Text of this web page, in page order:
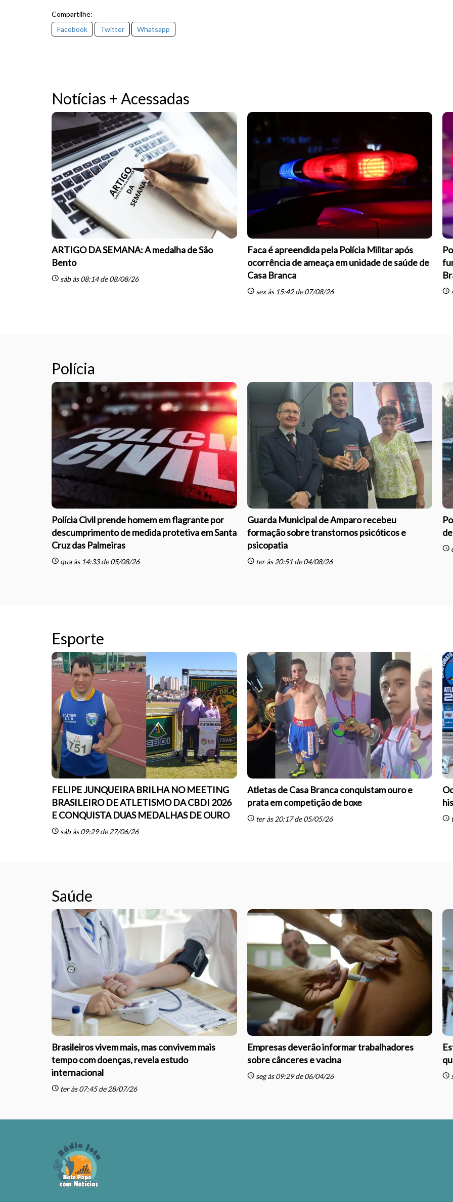
Compartilhe:
Facebook
Twitter Whatsapp
Notícias + Acessadas
ARTIGO DA SEMANA: A medalha de São
Bento
schedule sáb às 08:14 de 08/08/26
Faca é apreendida pela Polícia Militar após
ocorrência de ameaça em unidade de saúde de
Casa Branca
schedulesex às 15:42 de 07/08/26 schedule
Polícia
Polícia Civil prende homem em flagrante por
descumprimento de medida protetiva em Santa
Cruz das Palmeiras
schedule qua às 14:33 de 05/08/26
Guarda Municipal de Amparo recebeu
formação sobre transtornos psicóticos e
psicopatia
scheduleter às 20:51 de 04/08/26
schedule
Esporte
FELIPE JUNQUEIRA BRILHA NO MEETING
BRASILEIRO DE ATLETISMO DA CBDI 2026
E CONQUISTA DUAS MEDALHAS DE OURO
schedule sáb às 09:29 de 27/06/26
Atletas de Casa Branca conquistam ouro e
prata em competição de boxe
scheduleter às 20:17 de 05/05/26 schedule
Saúde
Brasileiros vivem mais, mas convivem mais
tempo com doenças, revela estudo
internacional
schedule ter às 07:45 de 28/07/26
Empresas deverão informar trabalhadores
sobre cânceres e vacina
scheduleseg às 09:29 de 06/04/26 schedule